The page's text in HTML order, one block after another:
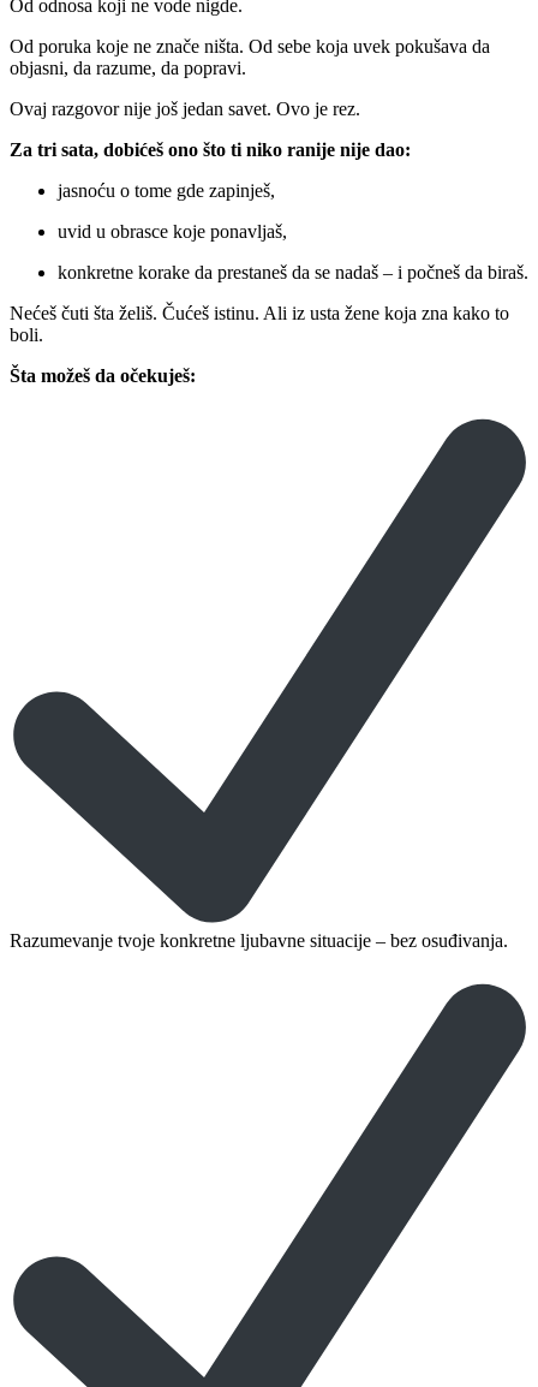
Od odnosa koji ne vode nigde.
Od poruka koje ne znače ništa. Od sebe koja uvek pokušava da
objasni, da razume, da popravi.
Ovaj razgovor nije još jedan savet. Ovo je rez.
Za tri sata, dobićeš ono što ti niko ranije nije dao:
jasnoću o tome gde zapinješ,
uvid u obrasce koje ponavljaš,
konkretne korake da prestaneš da se nadaš – i počneš da biraš.
Nećeš čuti šta želiš. Čućeš istinu. Ali iz usta žene koja zna kako to
boli.
Šta možeš da očekuješ:
Razumevanje tvoje konkretne ljubavne situacije – bez osuđivanja.